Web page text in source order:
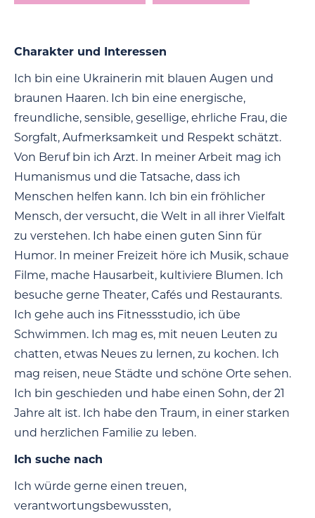
Charakter und Interessen
Ich bin eine Ukrainerin mit blauen Augen und
braunen Haaren. Ich bin eine energische,
freundliche, sensible, gesellige, ehrliche Frau, die
Sorgfalt, Aufmerksamkeit und Respekt schätzt.
Von Beruf bin ich Arzt. In meiner Arbeit mag ich
Humanismus und die Tatsache, dass ich
Menschen helfen kann. Ich bin ein fröhlicher
Mensch, der versucht, die Welt in all ihrer Vielfalt
zu verstehen. Ich habe einen guten Sinn für
Humor. In meiner Freizeit höre ich Musik, schaue
Filme, mache Hausarbeit, kultiviere Blumen. Ich
besuche gerne Theater, Cafés und Restaurants.
Ich gehe auch ins Fitnessstudio, ich übe
Schwimmen. Ich mag es, mit neuen Leuten zu
chatten, etwas Neues zu lernen, zu kochen. Ich
mag reisen, neue Städte und schöne Orte sehen.
Ich bin geschieden und habe einen Sohn, der 21
Jahre alt ist. Ich habe den Traum, in einer starken
und herzlichen Familie zu leben.
Ich suche nach
Ich würde gerne einen treuen,
verantwortungsbewussten,